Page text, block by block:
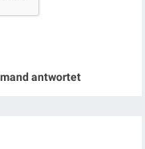
antwortet